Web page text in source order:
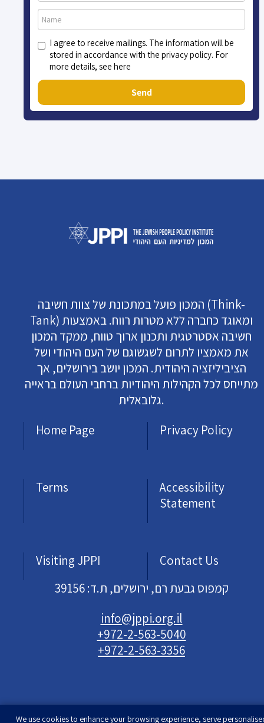
I agree to receive mailings. The information will be
stored in accordance with the privacy policy. For
more details, see here
Send
המכון פועל במתכונת של צוות חשיבה (Think-
Tank) ומאוגד כחברה ללא מטרות רווח. באמצעות
חשיבה אסטרטגית ותכנון ארוך טווח, ממקד המכון
את מאמציו לתרום לשגשוגם של העם היהודי ושל
הציביליזציה היהודית. המכון יושב בירושלים, אך
מתייחס לכל הקהילות היהודיות ברחבי העולם בראייה
גלובאלית.
Home Page
Privacy Policy
Terms
Accessibility
Statement
Visiting JPPI
Contact Us
קמפוס גבעת רם, ירושלים, ת.ד: 39156
info@jppi.org.il
+972-2-563-5040
+972-2-563-3356
We use cookies to enhance your browsing experience, serve